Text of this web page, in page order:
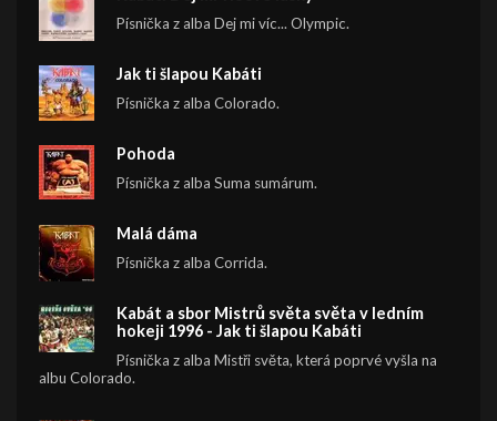
Písnička z alba Dej mi víc... Olympic.
Jak ti šlapou Kabáti
Písnička z alba Colorado.
Pohoda
Písnička z alba Suma sumárum.
Malá dáma
Písnička z alba Corrida.
Kabát a sbor Mistrů světa světa v ledním
hokeji 1996 - Jak ti šlapou Kabáti
Písnička z alba Mistři světa, která poprvé vyšla na
albu Colorado.